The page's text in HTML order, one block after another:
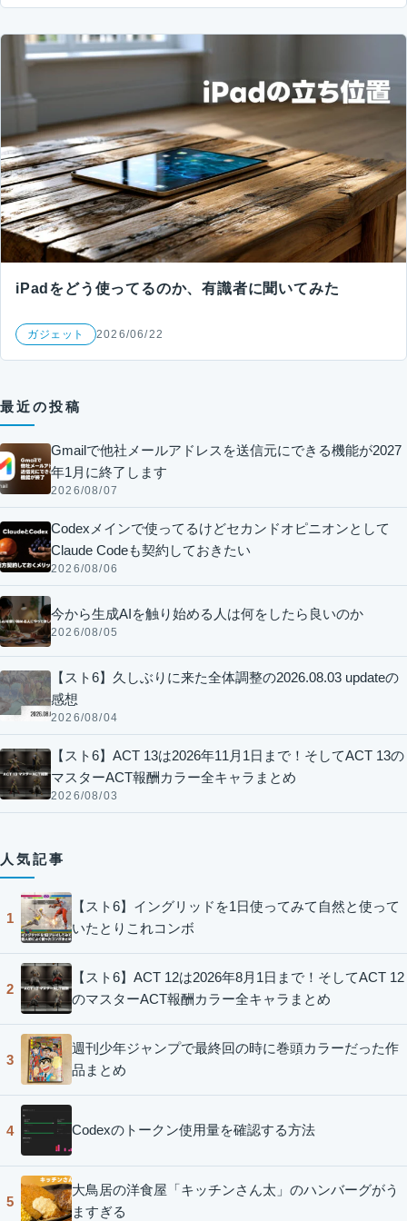
iPadをどう使ってるのか、有識者に聞いてみた
ガジェット 2026/06/22
最近の投稿
Gmailで他社メールアドレスを送信元にできる機能が2027
年1月に終了します
2026/08/07
Codexメインで使ってるけどセカンドオピニオンとして
Claude Codeも契約しておきたい
2026/08/06
今から生成AIを触り始める人は何をしたら良いのか
2026/08/05
【スト6】久しぶりに来た全体調整の2026.08.03 updateの
感想
2026/08/04
【スト6】ACT 13は2026年11月1日まで！そしてACT 13の
マスターACT報酬カラー全キャラまとめ
2026/08/03
人気記事
1
【スト6】イングリッドを1日使ってみて自然と使って
いたとりこれコンボ
2
【スト6】ACT 12は2026年8月1日まで！そしてACT 12
のマスターACT報酬カラー全キャラまとめ
3
週刊少年ジャンプで最終回の時に巻頭カラーだった作
品まとめ
4 Codexのトークン使用量を確認する方法
5
大鳥居の洋食屋「キッチンさん太」のハンバーグがう
ますぎる